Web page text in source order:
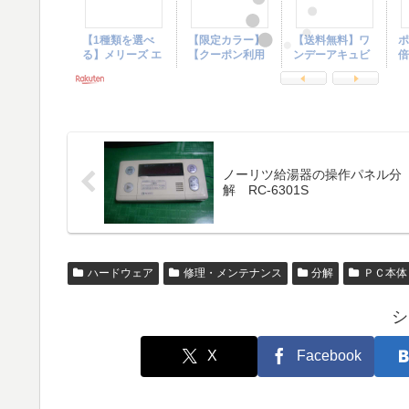
ノーリツ給湯器の操作パネル分
解 RC-6301S
ハードウェア 修理・メンテナンス 分解 ＰＣ本体
X Facebook